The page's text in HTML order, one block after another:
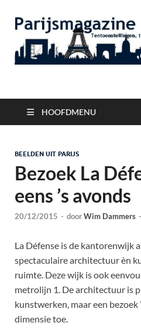
HOOFDMENU
BEELDEN UIT PARIJS
Bezoek La
eens ’s avonds
20/12/2015 - doorWim Dammers -
La Défense is de kantorenwijk
spectaculaire architectuur èn
ruimte. Deze wijk is ook
metrolijn 1. De architectuur is
kunstwerken, maar een bezoek
dimensie toe.